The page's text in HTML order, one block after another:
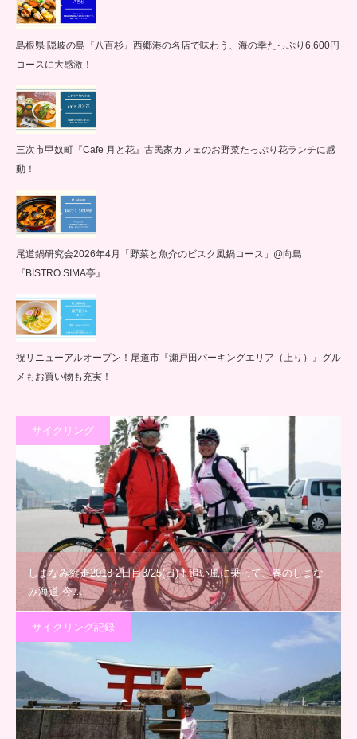
島根県 隠岐の島『八百杉』西郷港の名店で味わう、海の幸たっぷり6,600円
コースに大感激！
三次市甲奴町『Cafe 月と花』古民家カフェのお野菜たっぷり花ランチに感
動！
尾道鍋研究会2026年4月「野菜と魚介のビスク風鍋コース」@向島
『BISTRO SIMA亭』
祝リニューアルオープン！尾道市『瀬戸田パーキングエリア（上り）』グル
メもお買い物も充実！
サイクリング
しまなみ縦走2018 2日目3/25(日)！追い風に乗って、春のしまな
み海道 今…
サイクリング記録